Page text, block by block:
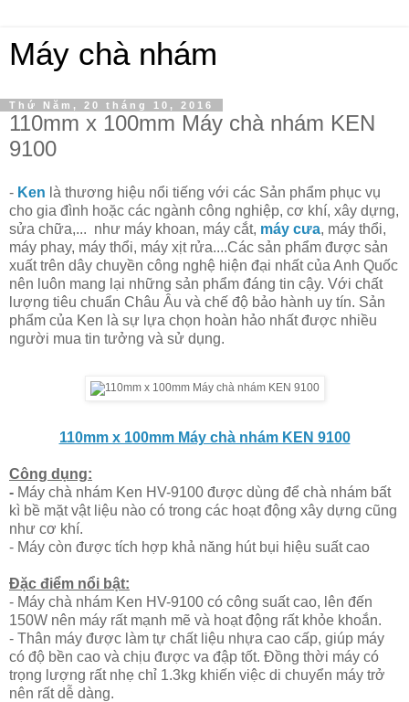
Máy chà nhám
Thứ Năm, 20 tháng 10, 2016
110mm x 100mm Máy chà nhám KEN
9100
- Ken là thương hiệu nổi tiếng với các Sản phẩm phục vụ
cho gia đình hoặc các ngành công nghiệp, cơ khí, xây dựng,
sửa chữa,... như máy khoan, máy cắt, máy cưa, máy thổi,
máy phay, máy thổi, máy xịt rửa....Các sản phẩm được sản
xuất trên dây chuyền công nghệ hiện đại nhất của Anh Quốc
nên luôn mang lại những sản phẩm đáng tin cậy. Với chất
lượng tiêu chuẩn Châu Âu và chế độ bảo hành uy tín. Sản
phẩm của Ken là sự lựa chọn hoàn hảo nhất được nhiều
người mua tin tưởng và sử dụng.
110mm x 100mm Máy chà nhám KEN 9100
Công dụng:
- Máy chà nhám Ken HV-9100 được dùng để chà nhám bất
kì bề mặt vật liệu nào có trong các hoạt động xây dựng cũng
như cơ khí.
- Máy còn được tích hợp khả năng hút bụi hiệu suất cao
Đặc điểm nổi bật:
- Máy chà nhám Ken HV-9100 có công suất cao, lên đến
150W nên máy rất mạnh mẽ và hoạt động rất khỏe khoắn.
- Thân máy được làm tự chất liệu nhựa cao cấp, giúp máy
có độ bền cao và chịu được va đập tốt. Đồng thời máy có
trọng lượng rất nhẹ chỉ 1.3kg khiến việc di chuyển máy trở
nên rất dễ dàng.